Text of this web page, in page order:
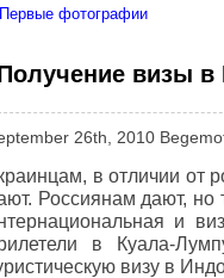
Первые фотографии
визы
26th, 2010
в отличии от
Россиянам дают, но
и
в Куала-
визу в